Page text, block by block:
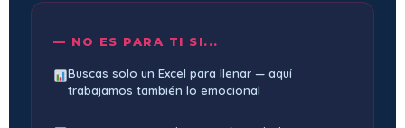
— NO ES PARA TI SI...
Buscas solo un Excel para llenar — aquí
trabajamos también lo emocional